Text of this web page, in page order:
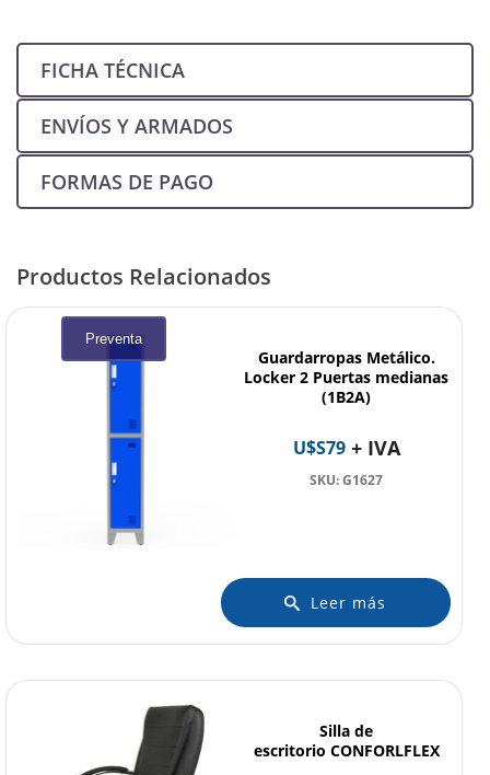
FICHA TÉCNICA
ENVÍOS Y ARMADOS
FORMAS DE PAGO
Productos Relacionados
Guardarropas Metálico.
Locker 2 Puertas medianas
(1B2A)
Preventa
U$S79+ IVA
SKU: G1627
Leer más
Silla de
escritorio CONFORLFLEX